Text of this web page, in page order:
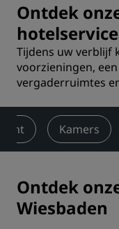
Ontdek
Tijdens uw verblijf
voorzieningen,
vergaderruimtes
Kamers
Ontdek
Wiesbaden